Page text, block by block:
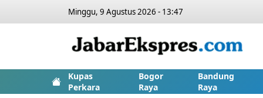
Minggu, 9 Agustus 2026 - 13:47
Kupas
Perkara
Bogor
Raya
Bandung
Raya